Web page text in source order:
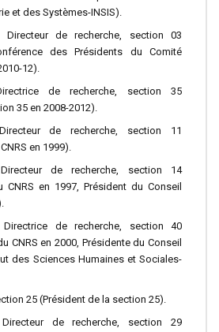
et des Systèmes-INSIS).
Directeur de recherche, section 03
des Présidents du Comité
12).
de recherche, section 35
35 en 2008-2012).
Directeur de recherche, section 11
en 1999).
Directeur de recherche, section 14
CNRS en 1997, Président du Conseil
Directrice de recherche, section 40
CNRS en 2000, Présidente du Conseil
des Sciences Humaines et Sociales-
25 (Président de la section 25).
Directeur de recherche, section 29